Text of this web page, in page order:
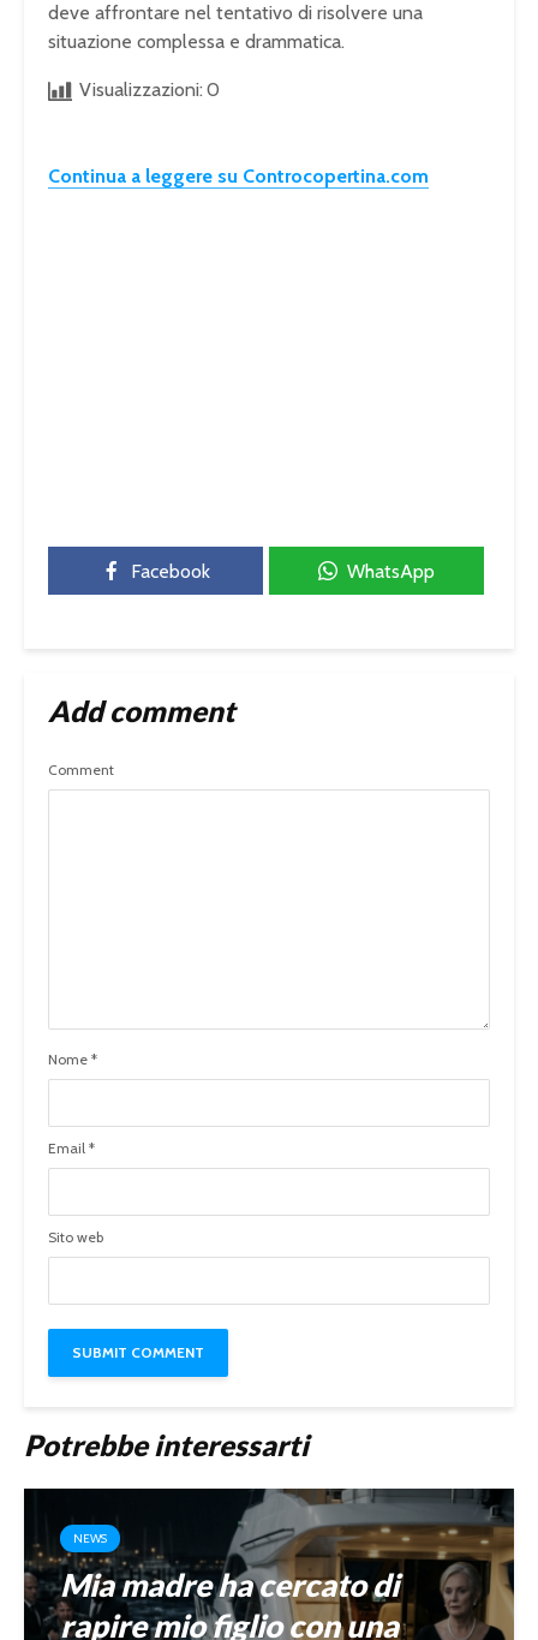
deve affrontare nel tentativo di risolvere una
situazione complessa e drammatica.
Visualizzazioni: 0
Continua a leggere su Controcopertina.com
Facebook WhatsApp
Add comment
Comment
Nome *
Email *
Sito web
Potrebbe interessarti
NEWS
Mia madre ha cercato di
rapire mio figlio con una